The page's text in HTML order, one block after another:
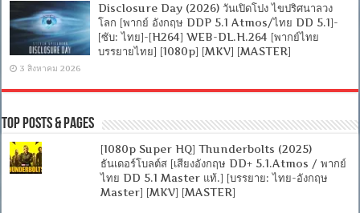
Disclosure Day (2026) วันเปิดโปง ไขปริศนาลวง
โลก [พากย์ อังกฤษ DDP 5.1 Atmos/ไทย DD 5.1]-
[ซับ: ไทย]-[H264] WEB-DL.H.264 [พากย์ไทย
บรรยายไทย] [1080p] [MKV] [MASTER]
3 สิงหาคม 2026
Top Posts & Pages
[1080p Super HQ] Thunderbolts (2025)
ธันเดอร์โบลต์ส [เสียงอังกฤษ DD+ 5.1.Atmos / พากย์
ไทย DD 5.1 Master แท้.] [บรรยาย: ไทย-อังกฤษ
Master] [MKV] [MASTER]